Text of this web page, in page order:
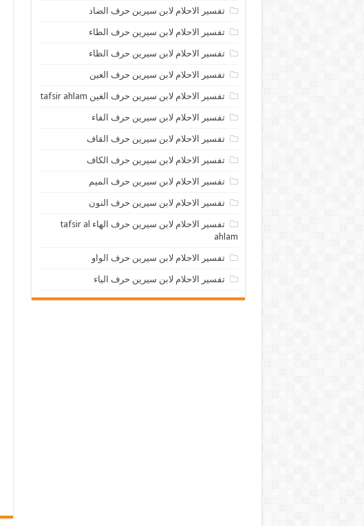
تفسير الاحلام لابن سيرين حرف الضاد
تفسير الاحلام لابن سيرين حرف الطاء
تفسير الاحلام لابن سيرين حرف الظاء
تفسير الاحلام لابن سيرين حرف العين
تفسير الاحلام لابن سيرين حرف الغين tafsir ahlam
تفسير الاحلام لابن سيرين حرف الفاء
تفسير الاحلام لابن سيرين حرف القاف
تفسير الاحلام لابن سيرين حرف الكاف
تفسير الاحلام لابن سيرين حرف الميم
تفسير الاحلام لابن سيرين حرف النون
تفسير الاحلام لابن سيرين حرف الهاء tafsir al
ahlam
تفسير الاحلام لابن سيرين حرف الواو
تفسير الاحلام لابن سيرين حرف الياء